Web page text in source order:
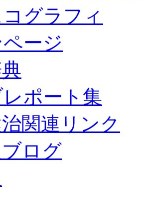
グラフィ
ージ
ポート集
関連リンク
ログ